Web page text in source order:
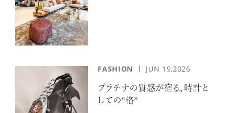
FASHION JUN 19,2026
プラチナの質感が宿る、時計と
しての“格”